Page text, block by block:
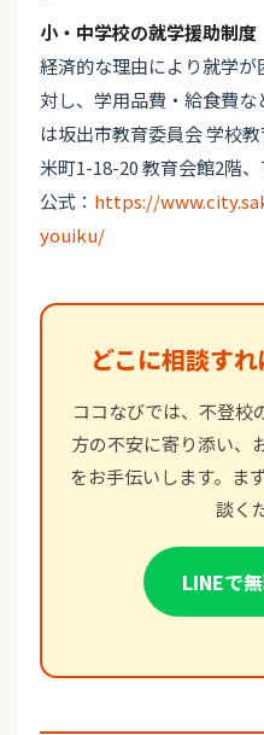
小・中学校の就学援助制度
経済的な理由により就学
対し、学用品費・給食費
は坂出市教育委員会 学校
米町1-18-20 教育会館2階、
公式： https://
youiku/
どこに相談す
ココなびでは、不登校
方の不安に寄り添い、
をお手伝いします。ま
談く
LINEで